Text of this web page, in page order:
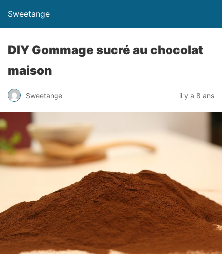
Sweetange
DIY Gommage sucré au chocolat
maison
Sweetange il y a 8 ans